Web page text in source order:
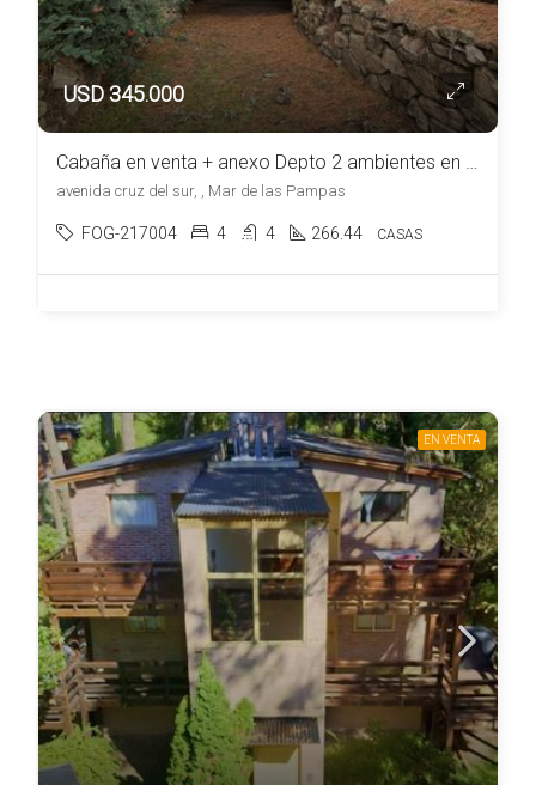
USD 345.000
Cabaña en venta + anexo Depto 2 ambientes en Mar de las Pampas
avenida cruz del sur, , Mar de las Pampas
FOG-217004 4 4 266.44 CASAS
EN VENTA